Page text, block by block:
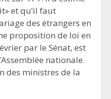
et qu’il faut
des étrangers en
proposition de loi en
par le Sénat, est
nationale.
des ministres de la